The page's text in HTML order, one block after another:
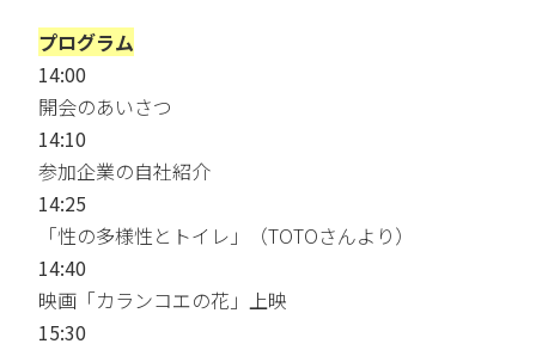
プログラム
14:00
開会のあいさつ
14:10
参加企業の自社紹介
14:25
「性の多様性とトイレ」（TOTOさんより）
14:40
映画「カランコエの花」上映
15:30